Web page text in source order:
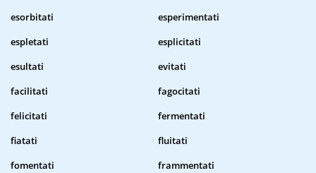
esorbitati
esperimentati
espletati
esplicitati
esultati
evitati
facilitati
fagocitati
felicitati
fermentati
fiatati
fluitati
fomentati
frammentati